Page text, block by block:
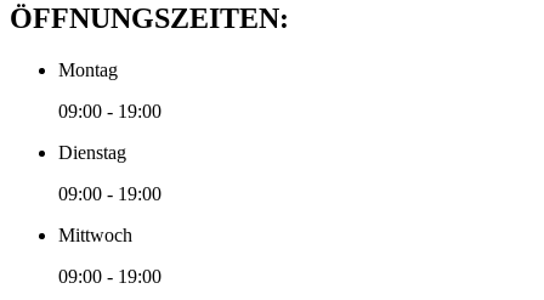
ÖFFNUNGSZEITEN:
Montag
09:00 - 19:00
Dienstag
09:00 - 19:00
Mittwoch
09:00 - 19:00